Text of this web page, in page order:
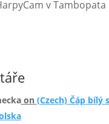
v Tambopata
on (Czech) Čáp bílý s